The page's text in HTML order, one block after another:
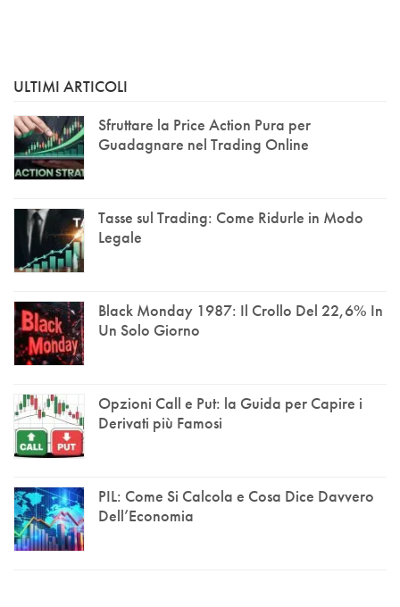
ULTIMI ARTICOLI
Sfruttare la Price Action Pura per
Guadagnare nel Trading Online
Tasse sul Trading: Come Ridurle in Modo
Legale
Black Monday 1987: Il Crollo Del 22,6% In
Un Solo Giorno
Opzioni Call e Put: la Guida per Capire i
Derivati più Famosi
PIL: Come Si Calcola e Cosa Dice Davvero
Dell’Economia